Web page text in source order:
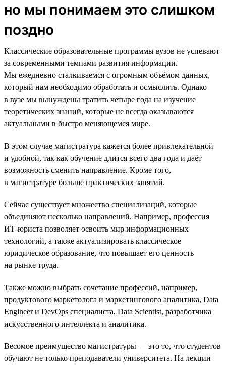
но мы понимаем это слишком
поздно
Классические образовательные программы вузов не успевают
за современными темпами развития информации.
Мы ежедневно сталкиваемся с огромным объёмом данных,
который нам необходимо обработать и осмыслить. Однако
в вузе мы вынуждены тратить четыре года на изучение
теоретических знаний, которые не всегда оказываются
актуальными в быстро меняющемся мире.
В этом случае магистратура кажется более привлекательной
и удобной, так как обучение длится всего два года и даёт
возможность сменить направление. Кроме того,
в магистратуре больше практических занятий.
Сейчас существует множество специализаций, которые
объединяют несколько направлений. Например, профессия
ИТ-юриста позволяет освоить мир информационных
технологий, а также актуализировать классическое
юридическое образование, что повышает его ценность
на рынке труда.
Также можно выбрать сочетание профессий, например,
продуктового маркетолога и маркетингового аналитика, Data
Engineer и DevOps специалиста, Data Scientist, разработчика
искусственного интеллекта и аналитика.
Весомое преимущество магистратуры — это то, что студентов
обучают не только преподаватели университета. На лекции